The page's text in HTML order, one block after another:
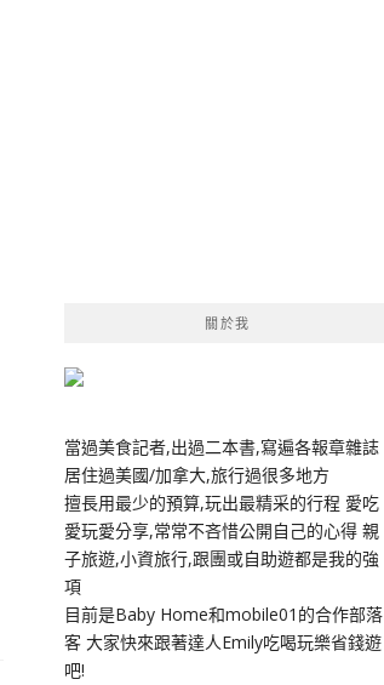
關於我
當過美食記者,出過二本書,寫遍各報章雜誌
居住過美國/加拿大,旅行過很多地方
擅長用最少的預算,玩出最精采的行程 愛吃
愛玩愛分享,常常不吝惜公開自己的心得 親
子旅遊,小資旅行,跟團或自助遊都是我的強
項
目前是Baby Home和mobile01的合作部落
客 大家快來跟著達人Emily吃喝玩樂省錢遊
吧!